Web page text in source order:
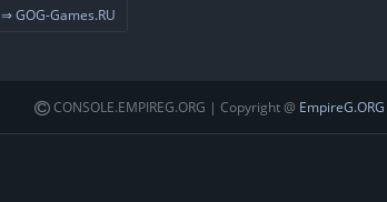
⇒ GOG-Games.RU
CONSOLE.EMPIREG.ORG | Copyright @ EmpireG.ORG